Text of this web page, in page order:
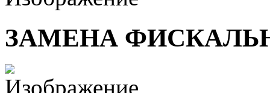
ЗАМЕНА